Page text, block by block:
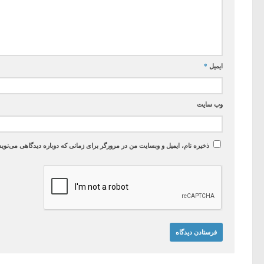
ایمیل *
وب‌ سایت
ذخیره نام، ایمیل و وبسایت من در مرورگر برای زمانی که دوباره دیدگاهی